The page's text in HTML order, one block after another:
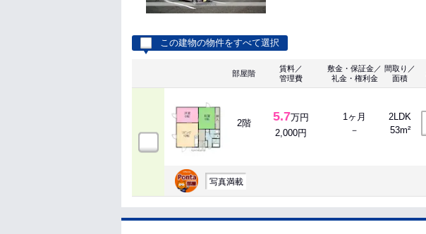
この建物の物件をすべて選択
部屋階
賃料／
管理費
敷金・保証金／
礼金・権利金
間取り／
面積
2階 5.7万円
2,000円
1ヶ月
－
2LDK
53m²
写真満載